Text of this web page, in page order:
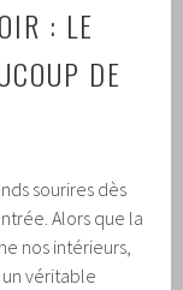
: LE
DE
sourires dès
Alors que la
nos intérieurs,
véritable